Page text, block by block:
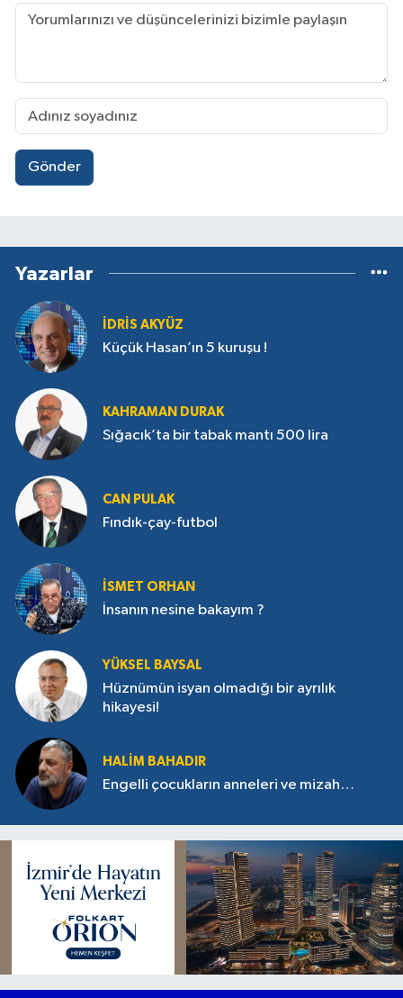
Gönder
Yazarlar
İDRIS AKYÜZ
Küçük Hasan’ın 5 kuruşu !
KAHRAMAN DURAK
Sığacık’ta bir tabak mantı 500 lira
CAN PULAK
Fındık-çay-futbol
İSMET ORHAN
İnsanın nesine bakayım ?
YÜKSEL BAYSAL
Hüznümün isyan olmadığı bir ayrılık
hikayesi!
HALIM BAHADIR
Engelli çocukların anneleri ve mizah…